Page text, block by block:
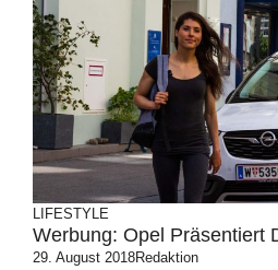
LIFESTYLE
Werbung: Opel Präsentiert
29. August 2018Redaktion